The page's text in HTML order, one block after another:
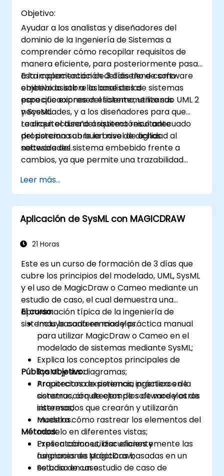
un proceso iterativo de recopilación de
requisitos.
Objetivo:
Ayudar a los analistas y diseñadores del
dominio de la Ingeniería de Sistemas a
comprender cómo recopilar requisitos de
manera eficiente, para posteriormente pasar
a la implementación del diseño de software
embebido sobre la base de las
especificaciones del sistema, utilizando UML 2
y SysML.
Esta capacitación de 3 días tiene como
objetivo asistir a los analistas de sistemas
para que expresen eficientemente sus
necesidades, y a los diseñadores para que
realicen el diseño arquitectónico adecuado
del sistema sobre la base de dichas
necesidades.
La arquitectura del sistema resultante
proporciona un buen nivel de agilidad al
software del sistema embebido frente a
cambios, ya que permite una trazabilidad
encapsuladas en las funciones del sistema y
de las opciones de uso (casos de uso) de los
usuarios finales hacia el nivel de
implementación del software.
Leer más...
Aplicación de SysML con MAGICDRAW
21 Horas
Este es un curso de formación de 3 días que
cubre los principios del modelado, UML, SysML
y el uso de MagicDraw o Cameo mediante un
estudio de caso, el cual demuestra una
aproximación típica de la ingeniería de
sistemas basada en modelos.
El curso:
Incluye conferencias y práctica manual
para utilizar MagicDraw o Cameo en el
modelado de sistemas mediante SysML;
Explica los conceptos principales de
SysML y sus diagramas;
Proporciona experiencia práctica en la
construcción de ejemplos de modelos de
sistemas;
Muestra cómo rastrear los elementos del
modelo en diferentes vistas;
Explica cómo utilizar eficientemente las
funciones de MagicDraw;
Se basa en un estudio de caso de
Público objetivo:
Arquitectos de sistemas, ingenieros de
sistemas, arquitectos de software y otros
interesados que crearán y utilizarán
modelos.
Métodos:
Presentaciones, discusiones y
asignaciones prácticas basadas en un
estudio de caso.